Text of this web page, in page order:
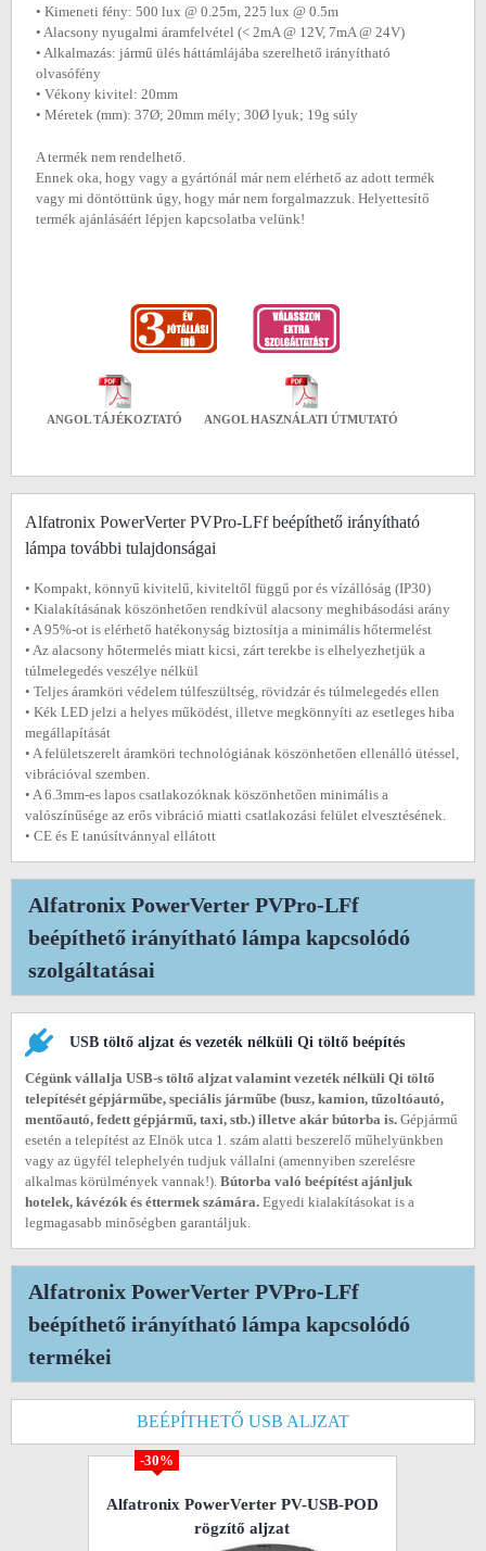
• Kimeneti fény: 500 lux @ 0.25m, 225 lux @ 0.5m
• Alacsony nyugalmi áramfelvétel (< 2mA @ 12V, 7mA @ 24V)
• Alkalmazás: jármű ülés háttámlájába szerelhető irányítható
olvasófény
• Vékony kivitel: 20mm
• Méretek (mm): 37Ø; 20mm mély; 30Ø lyuk; 19g súly
A termék nem rendelhető.
Ennek oka, hogy vagy a gyártónál már nem elérhető az adott termék
vagy mi döntöttünk úgy, hogy már nem forgalmazzuk. Helyettesítő
termék ajánlásáért lépjen kapcsolatba velünk!
ANGOL TÁJÉKOZTATÓ ANGOL HASZNÁLATI ÚTMUTATÓ
Alfatronix PowerVerter PVPro-LFf beépíthető irányítható
lámpa további tulajdonságai
• Kompakt, könnyű kivitelű, kiviteltől függű por és vízállóság (IP30)
• Kialakításának köszönhetően rendkívül alacsony meghibásodási arány
• A 95%-ot is elérhető hatékonyság biztosítja a minimális hőtermelést
• Az alacsony hőtermelés miatt kicsi, zárt terekbe is elhelyezhetjük a
túlmelegedés veszélye nélkül
• Teljes áramköri védelem túlfeszültség, rövidzár és túlmelegedés ellen
• Kék LED jelzi a helyes működést, illetve megkönnyíti az esetleges hiba
megállapítását
• A felületszerelt áramköri technológiának köszönhetően ellenálló ütéssel,
vibrációval szemben.
• A 6.3mm-es lapos csatlakozóknak köszönhetően minimális a
valószínűsége az erős vibráció miatti csatlakozási felület elvesztésének.
• CE és E tanúsítvánnyal ellátott
Alfatronix PowerVerter PVPro-LFf
beépíthető irányítható lámpa kapcsolódó
szolgáltatásai
USB töltő aljzat és vezeték nélküli Qi töltő beépítés
Cégünk vállalja USB-s töltő aljzat valamint vezeték nélküli Qi töltő
telepítését gépjárműbe, speciális járműbe (busz, kamion, tűzoltóautó,
mentőautó, fedett gépjármű, taxi, stb.) illetve akár bútorba is. Gépjármű
esetén a telepítést az Elnök utca 1. szám alatti beszerelő műhelyünkben
vagy az ügyfél telephelyén tudjuk vállalni (amennyiben szerelésre
alkalmas körülmények vannak!). Bútorba való beépítést ajánljuk
hotelek, kávézók és éttermek számára. Egyedi kialakításokat is a
legmagasabb minőségben garantáljuk.
Alfatronix PowerVerter PVPro-LFf
beépíthető irányítható lámpa kapcsolódó
termékei
BEÉPÍTHETŐ USB ALJZAT
-30%
Alfatronix PowerVerter PV-USB-POD
rögzítő aljzat